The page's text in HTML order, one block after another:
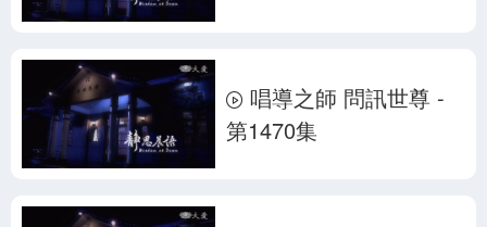
唱導之師 問訊世尊 -
第1470集